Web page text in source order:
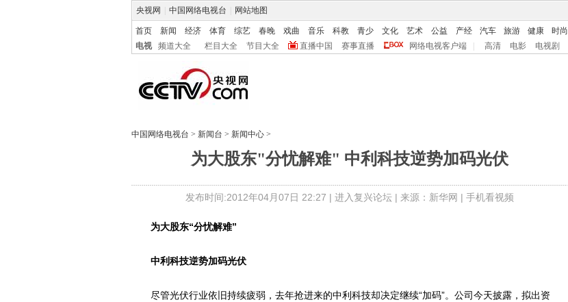
央视网 中国网络电视台 网站地图
首页 新闻 经济 体育 综艺 春晚 戏曲 音乐 科教 青少 文化 艺术 公益 产经 汽车 旅游 健康 时尚
电视
频道大全 栏目大全 节目大全 直播中国 赛事直播 网络电视客户端 高清 电影 电视剧
中国网络电视台 > 新闻台 > 新闻中心 >
为大股东"分忧解难" 中利科技逆势加码光伏
发布时间:2012年04月07日 22:27 | 进入复兴论坛| 来源：新华网 | 手机看视频
为大股东“分忧解难”
中利科技逆势加码光伏
尽管光伏行业依旧持续疲弱，去年抢进来的中利科技却决定继续“加码”。公司今天披露，拟出资